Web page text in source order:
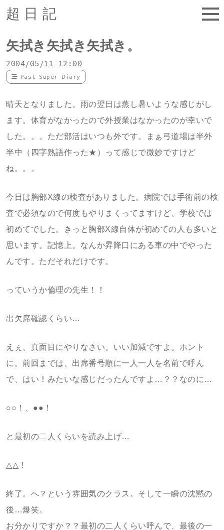
超日記
矢拭き矢拭き矢拭き。
2004/05/11 12:00
Past Super Diary
晴天となりました。雨の翌日は蒸し暑いような感じがし
ます。体育がなかったので外授業はなかったのが幸いで
した。。。ただ部活はいつも外です。まぁ弓道場は半外
半中（四字熟語作った★）って感じで微妙ですけど
ね。。。
今日は胸部X線の検査がありました。病院では手術前の検
査で必須なので何度もやりまくってますけど、学校では
初めてでした。きっと胸部X線自体が初めての人も多いと
思います。記憶上。なんか昇降口にある車の中でやった
んです。ただそれだけです。
っていうか倫理の先生！！
出欠席確認くらい…
えぇ、真面目にやりなさい。いい加減ですよ。ホント
に。前回までは、出席番号順に一人一人を名前で呼ん
で、はい！みたいな感じだったんですよ…？？なのに…
○○！、●●！
と最初の二人くらいを読み上げ…
△△！
終了。へ？という雰囲気のクラス。そして一瞬の沈黙の
後…爆笑。
お分かりですか？？最初の二人くらい呼んで、最後の一